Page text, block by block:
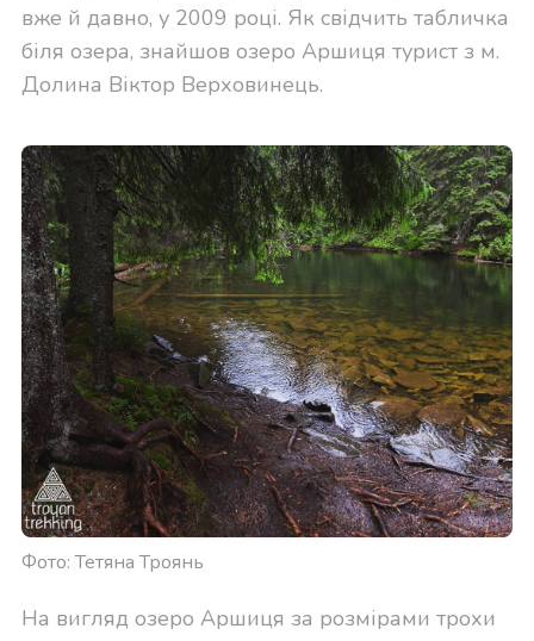
вже й давно, у 2009 році. Як свідчить табличка
біля озера, знайшов озеро Аршиця турист з м.
Долина Віктор Верховинець.
Фото: Тетяна Троянь
На вигляд озеро Аршиця за розмірами трохи